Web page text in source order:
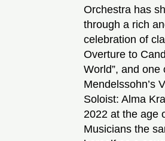
Orchestra has
through a rich
celebration of
Overture to
World”, and
Mendelssohn’s
Soloist: Alma
2022 at the age
Musicians the